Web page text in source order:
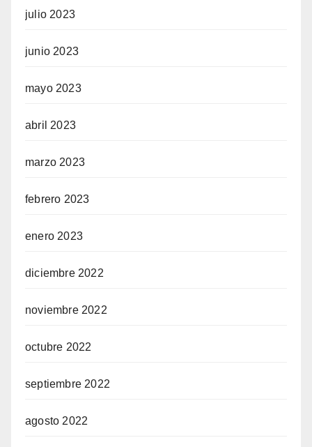
julio 2023
junio 2023
mayo 2023
abril 2023
marzo 2023
febrero 2023
enero 2023
diciembre 2022
noviembre 2022
octubre 2022
septiembre 2022
agosto 2022